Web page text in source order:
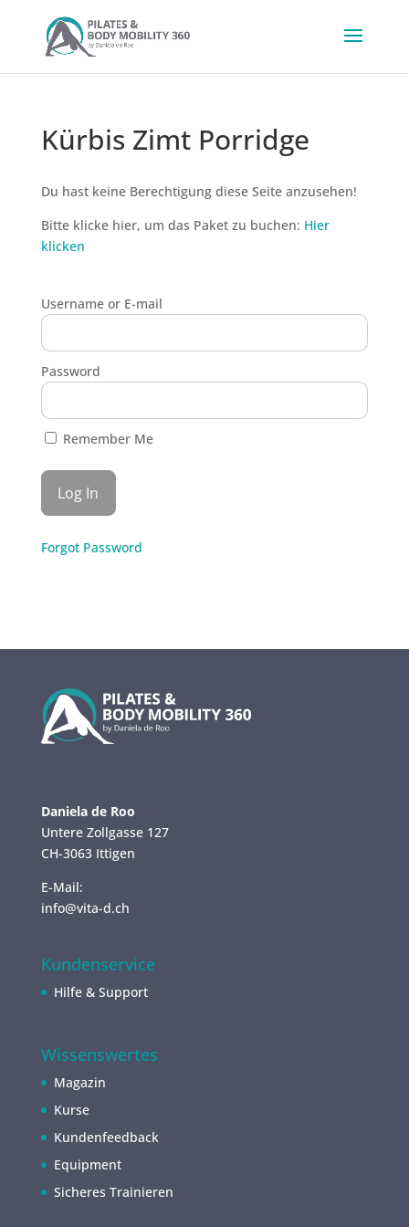
Kürbis Zimt Porridge
Du hast keine Berechtigung diese Seite anzusehen!
Bitte klicke hier, um das Paket zu buchen: Hier
klicken
Username or E-mail
Password
Remember Me
Forgot Password
Daniela de Roo
Untere Zollgasse 127
CH-3063 Ittigen
E-Mail:
info@vita-d.ch
Kundenservice
Hilfe & Support
Wissenswertes
Magazin
Kurse
Kundenfeedback
Equipment
Sicheres Trainieren